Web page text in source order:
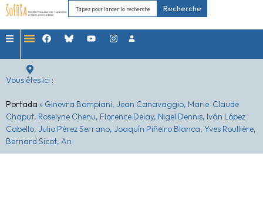
Recherche
Vous êtes ici :
Portada » Ginevra Bompiani, Jean Canavaggio, Marie-Claude
Chaput, Roselyne Chenu, Florence Delay, Nigel Dennis, Iván López
Cabello, Julio Pérez Serrano, Joaquín Piñeiro Blanca, Yves Roullière,
Bernard Sicot, An